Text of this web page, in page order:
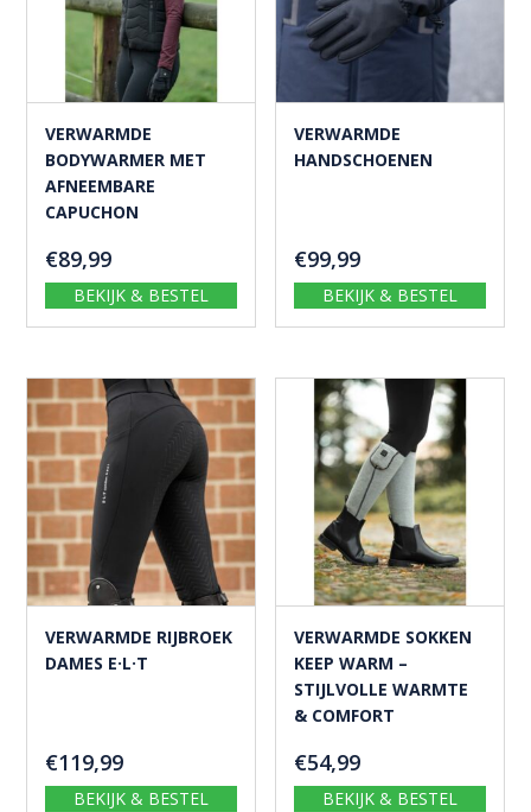
VERWARMDE
BODYWARMER MET
AFNEEMBARE
CAPUCHON
€89,99
BEKIJK & BESTEL
VERWARMDE
HANDSCHOENEN
€99,99
BEKIJK & BESTEL
VERWARMDE RIJBROEK
DAMES E·L·T
€119,99
BEKIJK & BESTEL
VERWARMDE SOKKEN
KEEP WARM –
STIJLVOLLE WARMTE
& COMFORT
€54,99
BEKIJK & BESTEL